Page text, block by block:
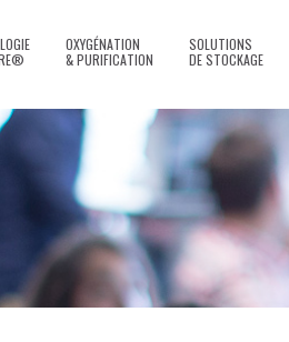
OXYGÉNATION
& PURIFICATION
SOLUTIONS
DE STOCKAGE